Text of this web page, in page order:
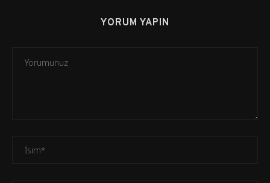
YORUM YAPIN